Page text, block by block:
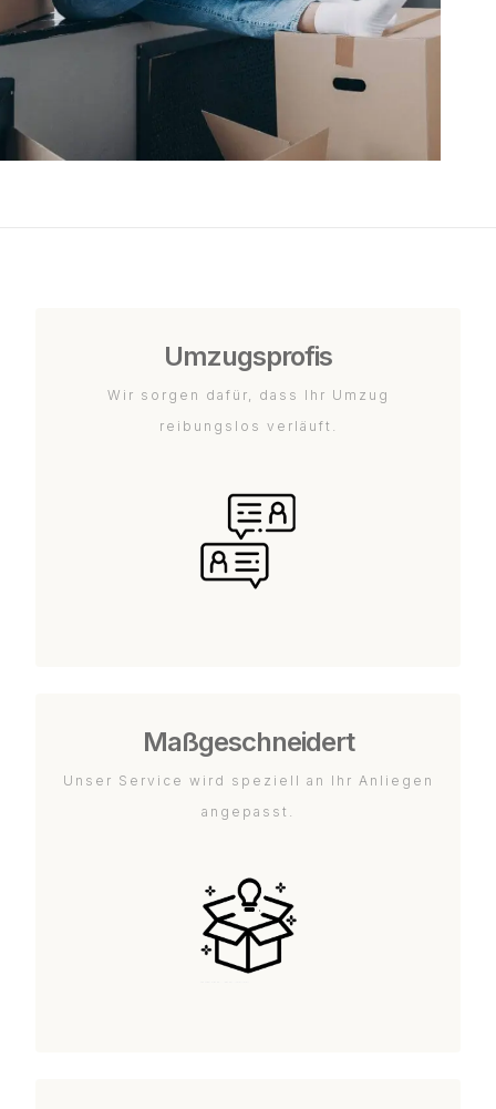
Umzugsprofis
Wir sorgen dafür, dass Ihr Umzug
reibungslos verläuft.
Maßgeschneidert
Unser Service wird speziell an Ihr Anliegen
angepasst.